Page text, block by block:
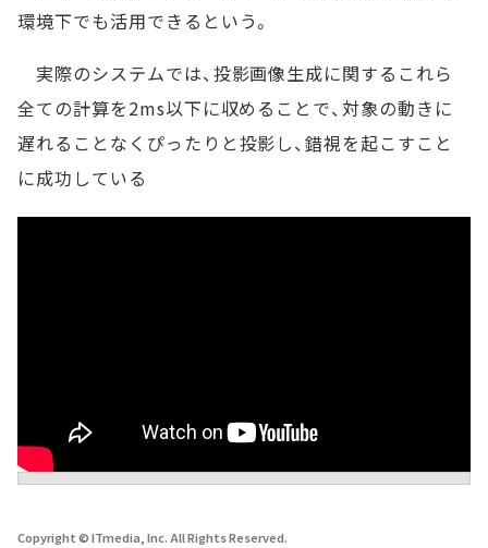
環境下でも活用できるという。
実際のシステムでは、投影画像生成に関するこれら
全ての計算を2ms以下に収めることで、対象の動きに
遅れることなくぴったりと投影し、錯視を起こすこと
に成功している
Copyright © ITmedia, Inc. All Rights Reserved.